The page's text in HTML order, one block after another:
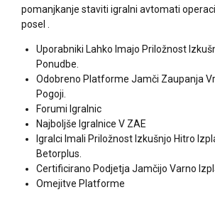
pomanjkanje staviti igralni avtomati
posel .
Uporabniki Lahko Imajo Priložnost
Ponudbe.
Odobreno Platforme Jamči Zaupanja
Pogoji.
Forumi Igralnic
Najboljše Igralnice V ZAE
Igralci Imali Priložnost Izkušnjo Hitro
Betorplus.
Certificirano Podjetja Jamčijo Varno
Omejitve Platforme